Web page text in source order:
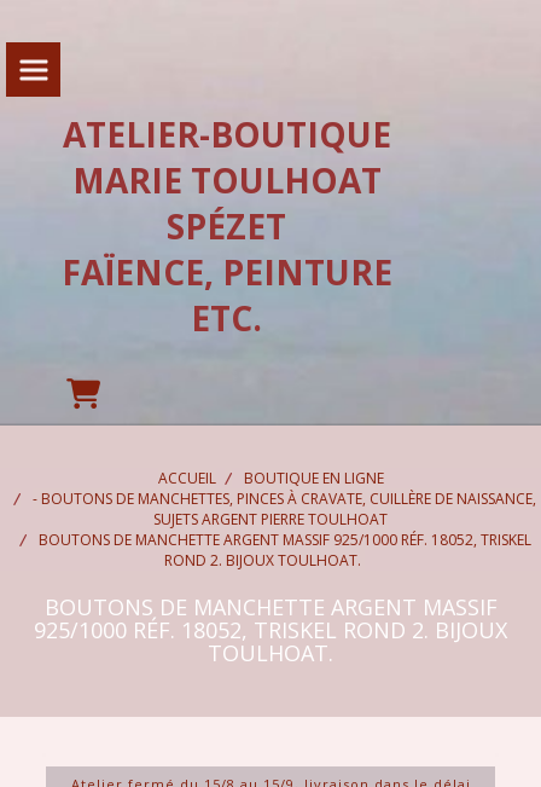
ATELIER-BOUTIQUE
MARIE TOULHOAT
SPÉZET
FAÏENCE, PEINTURE
ETC.
ACCUEIL
BOUTIQUE EN LIGNE
- BOUTONS DE MANCHETTES, PINCES À CRAVATE, CUILLÈRE DE NAISSANCE,
SUJETS ARGENT PIERRE TOULHOAT
BOUTONS DE MANCHETTE ARGENT MASSIF 925/1000 RÉF. 18052, TRISKEL
ROND 2. BIJOUX TOULHOAT.
BOUTONS DE MANCHETTE ARGENT MASSIF
925/1000 RÉF. 18052, TRISKEL ROND 2. BIJOUX
TOULHOAT.